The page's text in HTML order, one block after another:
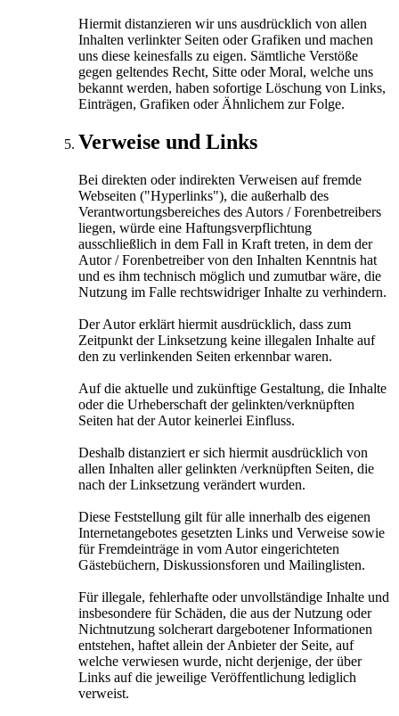
Hiermit distanzieren wir uns ausdrücklich von allen
Inhalten verlinkter Seiten oder Grafiken und machen
uns diese keinesfalls zu eigen. Sämtliche Verstöße
gegen geltendes Recht, Sitte oder Moral, welche uns
bekannt werden, haben sofortige Löschung von Links,
Einträgen, Grafiken oder Ähnlichem zur Folge.
Verweise und Links
Bei direkten oder indirekten Verweisen auf fremde
Webseiten ("Hyperlinks"), die außerhalb des
Verantwortungsbereiches des Autors / Forenbetreibers
liegen, würde eine Haftungsverpflichtung
ausschließlich in dem Fall in Kraft treten, in dem der
Autor / Forenbetreiber von den Inhalten Kenntnis hat
und es ihm technisch möglich und zumutbar wäre, die
Nutzung im Falle rechtswidriger Inhalte zu verhindern.
Der Autor erklärt hiermit ausdrücklich, dass zum
Zeitpunkt der Linksetzung keine illegalen Inhalte auf
den zu verlinkenden Seiten erkennbar waren.
Auf die aktuelle und zukünftige Gestaltung, die Inhalte
oder die Urheberschaft der gelinkten/verknüpften
Seiten hat der Autor keinerlei Einfluss.
Deshalb distanziert er sich hiermit ausdrücklich von
allen Inhalten aller gelinkten /verknüpften Seiten, die
nach der Linksetzung verändert wurden.
Diese Feststellung gilt für alle innerhalb des eigenen
Internetangebotes gesetzten Links und Verweise sowie
für Fremdeinträge in vom Autor eingerichteten
Gästebüchern, Diskussionsforen und Mailinglisten.
Für illegale, fehlerhafte oder unvollständige Inhalte und
insbesondere für Schäden, die aus der Nutzung oder
Nichtnutzung solcherart dargebotener Informationen
entstehen, haftet allein der Anbieter der Seite, auf
welche verwiesen wurde, nicht derjenige, der über
Links auf die jeweilige Veröffentlichung lediglich
verweist.